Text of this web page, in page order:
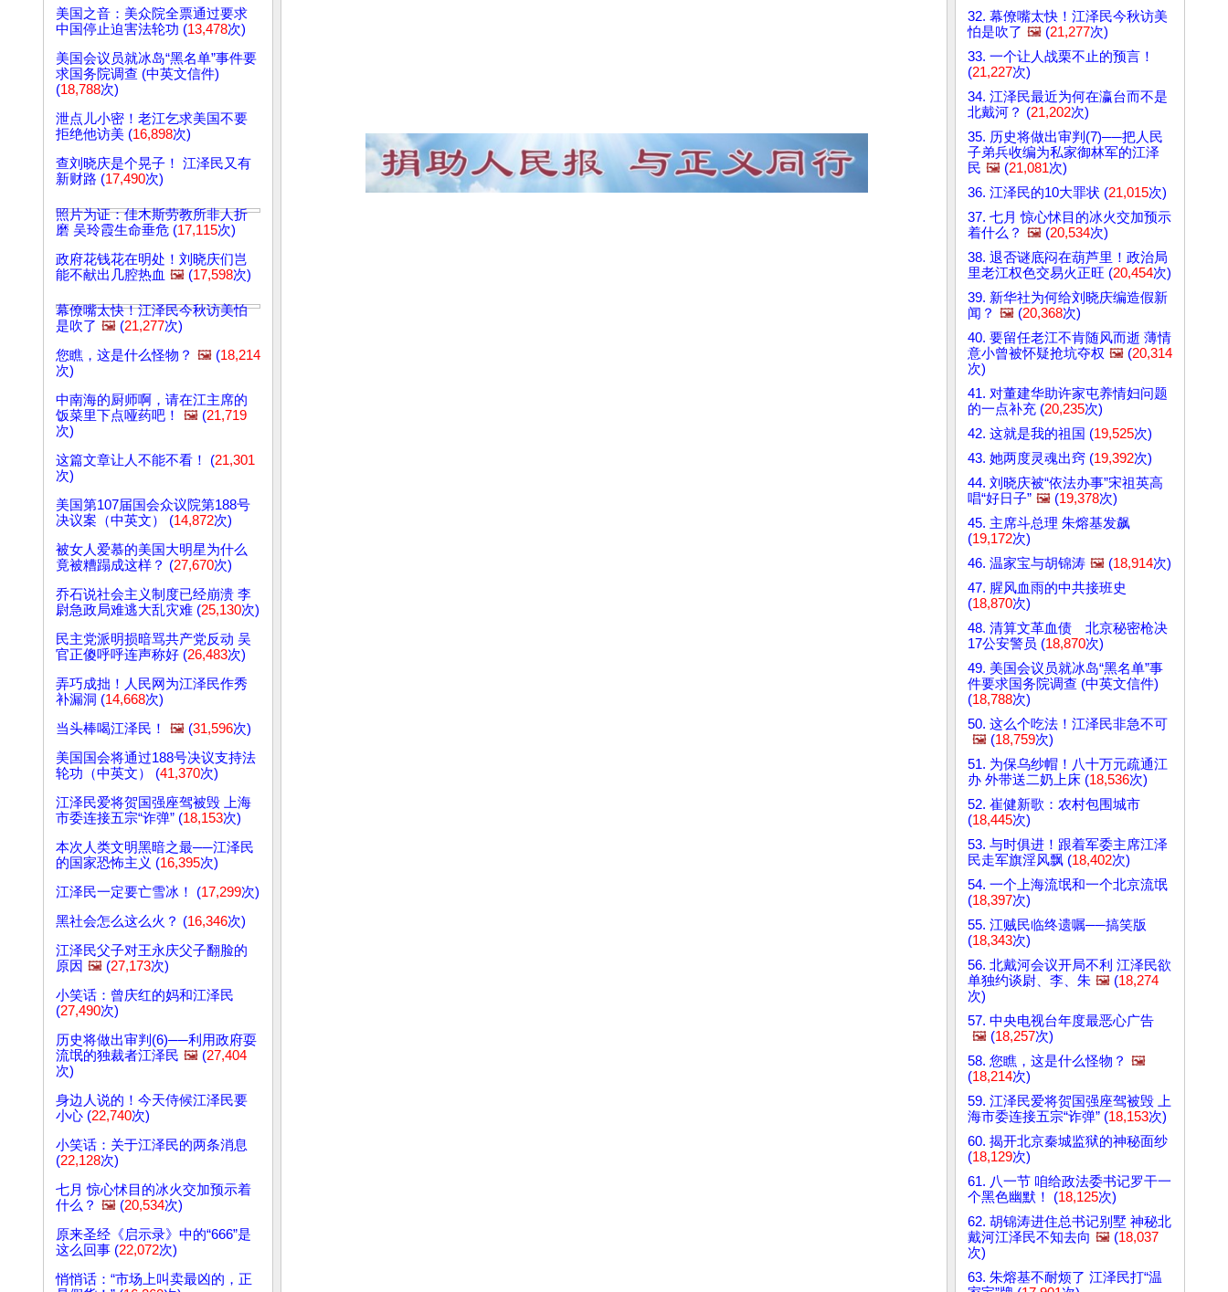
美国之音：美众院全票通过要求
中国停止迫害法轮功 (13,478次)
美国会议员就冰岛“黑名单”事件要
求国务院调查 (中英文信件)
(18,788次)
泄点儿小密！老江乞求美国不要
拒绝他访美 (16,898次)
查刘晓庆是个晃子！ 江泽民又有
新财路 (17,490次)
照片为证：佳木斯劳教所非人折
磨 吴玲霞生命垂危 (17,115次)
政府花钱花在明处！刘晓庆们岂
能不献出几腔热血 🖼️ (17,598次)
幕僚嘴太快！江泽民今秋访美怕
是吹了 🖼️ (21,277次)
您瞧，这是什么怪物？ 🖼️ (18,214
次)
中南海的厨师啊，请在江主席的
饭菜里下点哑药吧！
🖼️ (21,719
次)
这篇文章让人不能不看！ (21,301
次)
美国第107届国会众议院第188号
决议案（中英文） (14,872次)
被女人爱慕的美国大明星为什么
竟被糟蹋成这样？ (27,670次)
乔石说社会主义制度已经崩溃 李
尉急政局难逃大乱灾难 (25,130次)
民主党派明损暗骂共产党反动 吴
官正傻呼呼连声称好 (26,483次)
弄巧成拙！人民网为江泽民作秀
补漏洞 (14,668次)
当头棒喝江泽民！
🖼️ (31,596次)
美国国会将通过188号决议支持法
轮功（中英文） (41,370次)
江泽民爱将贺国强座驾被毁 上海
市委连接五宗“诈弹” (18,153次)
本次人类文明黑暗之最──江泽民
的国家恐怖主义 (16,395次)
江泽民一定要亡雪冰！ (17,299次)
黑社会怎么这么火？ (16,346次)
江泽民父子对王永庆父子翻脸的
原因 🖼️ (27,173次)
小笑话：曾庆红的妈和江泽民
(27,490次)
历史将做出审判(6)──利用政府耍
流氓的独裁者江泽民 🖼️ (27,404
次)
身边人说的！今天侍候江泽民要
小心 (22,740次)
小笑话：关于江泽民的两条消息
(22,128次)
七月 惊心怵目的冰火交加预示着
什么？ 🖼️ (20,534次)
原来圣经《启示录》中的“666”是
这么回事 (22,072次)
悄悄话：“市场上叫卖最凶的，正
32. 幕僚嘴太快！江泽民今秋访美
怕是吹了 🖼️ (21,277次)
33. 一个让人战栗不止的预言！
(21,227次)
34. 江泽民最近为何在瀛台而不是
北戴河？ (21,202次)
35. 历史将做出审判(7)──把人民
子弟兵收编为私家御林军的江泽
民 🖼️ (21,081次)
36. 江泽民的10大罪状 (21,015次)
37. 七月 惊心怵目的冰火交加预示
着什么？ 🖼️ (20,534次)
38. 退否谜底闷在葫芦里！政治局
里老江权色交易火正旺 (20,454次)
39. 新华社为何给刘晓庆编造假新
闻？ 🖼️ (20,368次)
40. 要留任老江不肯随风而逝 薄情
意小曾被怀疑抢坑夺权 🖼️ (20,314
次)
41. 对董建华助许家屯养情妇问题
的一点补充 (20,235次)
42. 这就是我的祖国 (19,525次)
43. 她两度灵魂出窍 (19,392次)
44. 刘晓庆被“依法办事”宋祖英高
唱“好日子” 🖼️ (19,378次)
45. 主席斗总理 朱熔基发飙
(19,172次)
46. 温家宝与胡锦涛 🖼️ (18,914次)
47. 腥风血雨的中共接班史
(18,870次)
48. 清算文革血债 北京秘密枪决
17公安警员 (18,870次)
49. 美国会议员就冰岛“黑名单”事
件要求国务院调查 (中英文信件)
(18,788次)
50. 这么个吃法！江泽民非急不可
🖼️ (18,759次)
51. 为保乌纱帽！八十万元疏通江
办 外带送二奶上床 (18,536次)
52. 崔健新歌：农村包围城市
(18,445次)
53. 与时俱进！跟着军委主席江泽
民走军旗淫风飘 (18,402次)
54. 一个上海流氓和一个北京流氓
(18,397次)
55. 江贼民临终遗嘱──搞笑版
(18,343次)
56. 北戴河会议开局不利 江泽民欲
单独约谈尉、李、朱 🖼️ (18,274
次)
57. 中央电视台年度最恶心广告
🖼️ (18,257次)
58. 您瞧，这是什么怪物？ 🖼️
(18,214次)
59. 江泽民爱将贺国强座驾被毁 上
海市委连接五宗“诈弹” (18,153次)
60. 揭开北京秦城监狱的神秘面纱
(18,129次)
61. 八一节 咱给政法委书记罗干一
个黑色幽默！ (18,125次)
62. 胡锦涛进住总书记别墅 神秘北
戴河江泽民不知去向 🖼️ (18,037
次)
63. 朱熔基不耐烦了 江泽民打“温